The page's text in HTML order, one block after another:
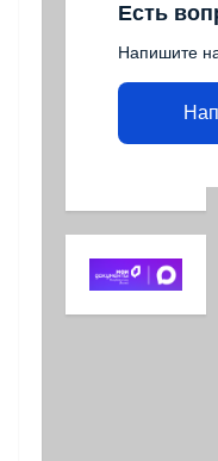
Есть
Напишите